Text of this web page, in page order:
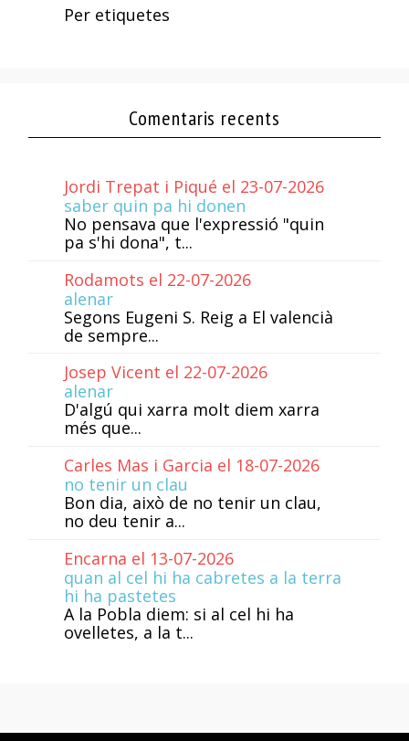
Per etiquetes
Comentaris recents
Jordi Trepat i Piqué el 23-07-2026
saber quin pa hi donen
No pensava que l'expressió "quin
pa s'hi dona", t...
Rodamots el 22-07-2026
alenar
Segons Eugeni S. Reig a El valencià
de sempre...
Josep Vicent el 22-07-2026
alenar
D'algú qui xarra molt diem xarra
més que...
Carles Mas i Garcia el 18-07-2026
no tenir un clau
Bon dia, això de no tenir un clau,
no deu tenir a...
Encarna el 13-07-2026
quan al cel hi ha cabretes a la terra
hi ha pastetes
A la Pobla diem: si al cel hi ha
ovelletes, a la t...